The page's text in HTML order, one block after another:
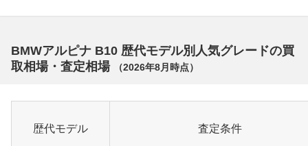
BMWアルピナ B10 歴代モデル別人気グレードの買
取相場・査定相場
（2026年8月 時点）
歴代モデル 査定条件